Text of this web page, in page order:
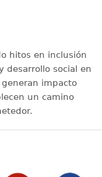
hitos en inclusión
desarrollo social en
generan impacto
un camino